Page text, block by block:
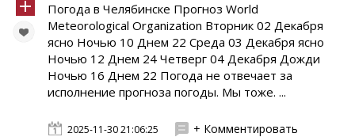
Погода в Челябинске Прогноз World
Meteorological Organization Вторник 02 Декабря
ясно Ночью 10 Днем 22 Среда 03 Декабря ясно
Ночью 12 Днем 24 Четверг 04 Декабря Дожди
Ночью 16 Днем 22 Погода не отвечает за
исполнение прогноза погоды. Мы тоже. ...
2025-11-30 21:06:25 + Комментировать